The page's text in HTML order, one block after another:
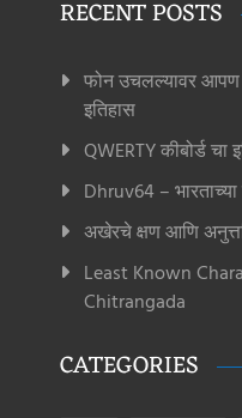
RECENT POSTS
फोन उचलल्यावर आपण
इतिहास
QWERTY कीबोर्ड चा
Dhruv64 –
अखेरचे क्षण आणि
Least Known
Chitrangada
CATEGORIES